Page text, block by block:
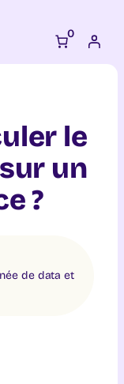
0
le
un
?
de data et